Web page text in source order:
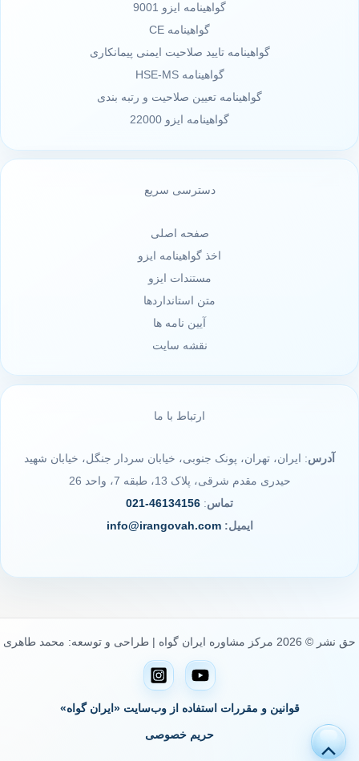
گواهینامه ایزو 9001
گواهینامه CE
گواهینامه تایید صلاحیت ایمنی پیمانکاری
گواهینامه HSE-MS
گواهینامه تعیین صلاحیت و رتبه بندی
گواهینامه ایزو 22000
دسترسی سریع
صفحه اصلی
اخذ گواهینامه ایزو
مستندات ایزو
متن استانداردها
آیین نامه ها
نقشه سایت
ارتباط با ما
آدرس: ایران، تهران، پونک جنوبی، خیابان سردار جنگل، خیابان شهید
حیدری مقدم شرقی، پلاک 13، طبقه 7، واحد 26
تماس:
46134156-021
ایمیل: info@irangovah.com
حق نشر © 2026 مرکز مشاوره ایران گواه | طراحی و توسعه: محمد طاهری
قوانین و مقررات استفاده از وب‌سایت «ایران گواه»
حریم خصوصی